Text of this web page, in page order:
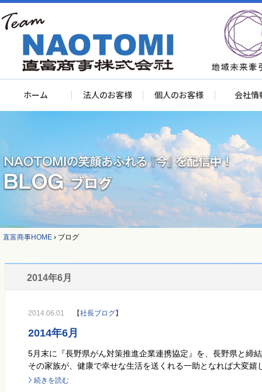
ホーム 法人のお客様 個人のお客様 会社情
直富商事HOME › ブログ
2014年6月
2014.06.01 【社長ブログ】
2014年6月
5月末に『長野県がん対策推進企業連携協定』を、長野県と締
その家族が、健康で幸せな生活を送くれる一助となれば大変嬉
続きを読む